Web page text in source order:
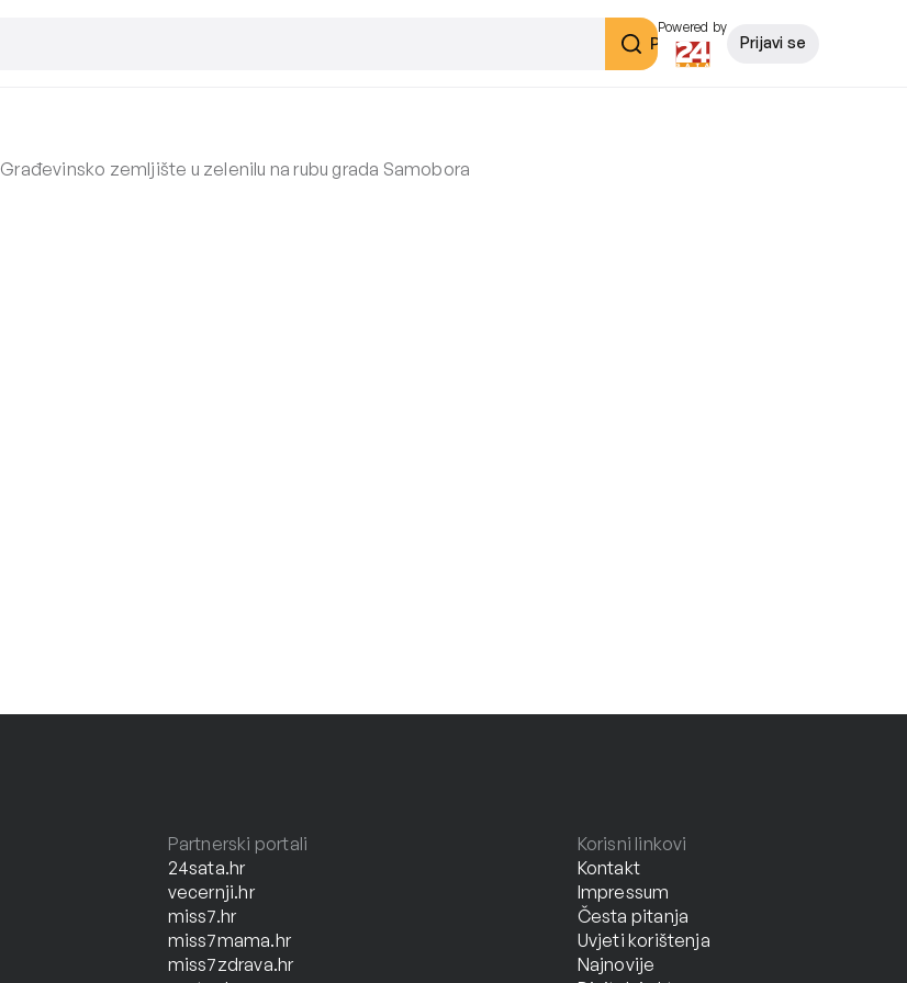
Pretraži
Powered by
Prijavi se
Građevinsko zemljište u zelenilu na rubu grada Samobora
Partnerski portali
24sata.hr
vecernji.hr
miss7.hr
miss7mama.hr
miss7zdrava.hr
Korisni linkovi
Kontakt
Impressum
Česta pitanja
Uvjeti korištenja
Najnovije